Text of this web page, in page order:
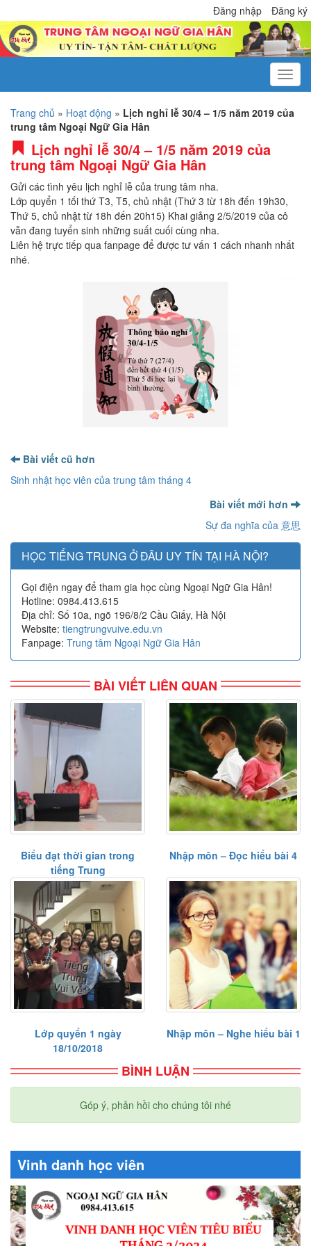
Đăng nhập Đăng ký
Trang chủ » Hoạt động » Lịch nghỉ lễ 30/4 – 1/5 năm 2019 của
trung tâm Ngoại Ngữ Gia Hân
Lịch nghỉ lễ 30/4 – 1/5 năm 2019 của
trung tâm Ngoại Ngữ Gia Hân
Gửi các tình yêu lịch nghỉ lễ của trung tâm nha.
Lớp quyển 1 tối thứ T3, T5, chủ nhật (Thứ 3 từ 18h đến 19h30,
Thứ 5, chủ nhật từ 18h đến 20h15) Khai giảng 2/5/2019 của cô
vẫn đang tuyển sinh những suất cuối cùng nha.
Liên hệ trực tiếp qua fanpage để được tư vấn 1 cách nhanh nhất
nhé.
Bài viết cũ hơn
Sinh nhật học viên của trung tâm tháng 4
Bài viết mới hơn
Sự đa nghĩa của 意思
HỌC TIẾNG TRUNG Ở ĐÂU UY TÍN TẠI HÀ NỘI?
Gọi điện ngay để tham gia học cùng Ngoại Ngữ Gia Hân!
Hotline: 0984.413.615
Địa chỉ: Số 10a, ngõ 196/8/2 Cầu Giấy, Hà Nội
Website: tiengtrungvuive.edu.vn
Fanpage: Trung tâm Ngoại Ngữ Gia Hân
BÀI VIẾT LIÊN QUAN
Biểu đạt thời gian trong
tiếng Trung
Nhập môn – Đọc hiểu bài 4
Lớp quyển 1 ngày
18/10/2018
Nhập môn – Nghe hiểu bài 1
BÌNH LUẬN
Góp ý, phản hồi cho chúng tôi nhé
Vinh danh học viên